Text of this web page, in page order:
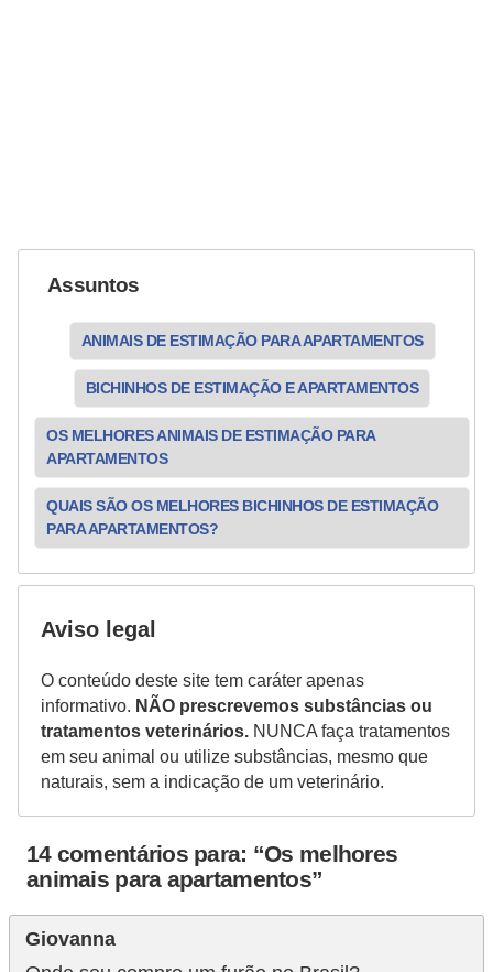
Assuntos
ANIMAIS DE ESTIMAÇÃO PARA APARTAMENTOS
BICHINHOS DE ESTIMAÇÃO E APARTAMENTOS
OS MELHORES ANIMAIS DE ESTIMAÇÃO PARA
APARTAMENTOS
QUAIS SÃO OS MELHORES BICHINHOS DE ESTIMAÇÃO
PARA APARTAMENTOS?
Aviso legal
O conteúdo deste site tem caráter apenas
informativo. NÃO prescrevemos substâncias ou
tratamentos veterinários. NUNCA faça tratamentos
em seu animal ou utilize substâncias, mesmo que
naturais, sem a indicação de um veterinário.
14 comentários para: “Os melhores
animais para apartamentos”
Giovanna